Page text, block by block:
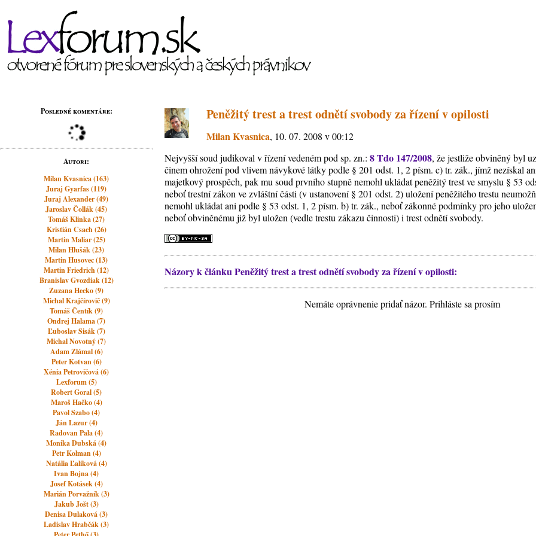
Posledné komentáre:
Autori:
Milan Kvasnica (163)
Juraj Gyarfas (119)
Juraj Alexander (49)
Jaroslav Čollák (45)
Tomáš Klinka (27)
Kristián Csach (26)
Martin Maliar (25)
Milan Hlušák (23)
Martin Husovec (13)
Martin Friedrich (12)
Branislav Gvozdiak (12)
Zuzana Hecko (9)
Michal Krajčírovič (9)
Tomáš Čentík (9)
Ondrej Halama (7)
Ľuboslav Sisák (7)
Michal Novotný (7)
Adam Zlámal (6)
Peter Kotvan (6)
Xénia Petrovičová (6)
Lexforum (5)
Robert Goral (5)
Maroš Hačko (4)
Pavol Szabo (4)
Ján Lazur (4)
Radovan Pala (4)
Monika Dubská (4)
Petr Kolman (4)
Natália Ľalíková (4)
Ivan Bojna (4)
Josef Kotásek (4)
Marián Porvažník (3)
Jakub Jošt (3)
Denisa Dulaková (3)
Ladislav Hrabčák (3)
Peněžitý trest a trest odnětí svobody za řízení v opilosti
Milan Kvasnica, 10. 07. 2008 v 00:12
Nejvyšší soud judikoval v řízení vedeném pod sp. zn.:8 Tdo 147/2008, že jestliže obviněný byl
činem ohrožení pod vlivem návykové látky podle § 201 odst. 1, 2 písm. c) tr. zák., jímž nezískal
majetkový prospěch, pak mu soud prvního stupně nemohl ukládat peněžitý trest ve smyslu § 53
neboť trestní zákon ve zvláštní části (v ustanovení § 201 odst. 2) uložení peněžitého trestu
nemohl ukládat ani podle § 53 odst. 1, 2 písm. b) tr. zák., neboť zákonné podmínky pro jeho
neboť obviněnému již byl uložen (vedle trestu zákazu činnosti) i trest odnětí svobody.
Názory k článku Peněžitý trest a trest odnětí svobody za řízení v opilosti:
Nemáte oprávnenie pridať názor. Prihláste sa prosím